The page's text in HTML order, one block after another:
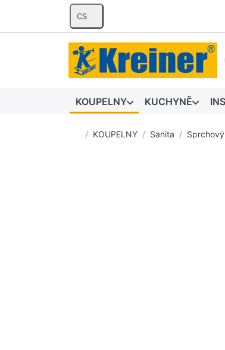
CS
KOUPELNY KUCHYNĚ
Domovská stránka
KOUPELNY Sanita